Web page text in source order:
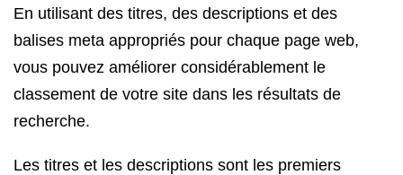
En utilisant des titres, des descriptions et des
balises meta appropriés pour chaque page web,
vous pouvez améliorer considérablement le
classement de votre site dans les résultats de
recherche.
Les titres et les descriptions sont les premiers